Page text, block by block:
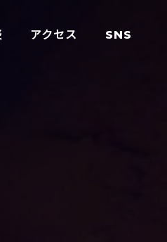
アクセス SNS